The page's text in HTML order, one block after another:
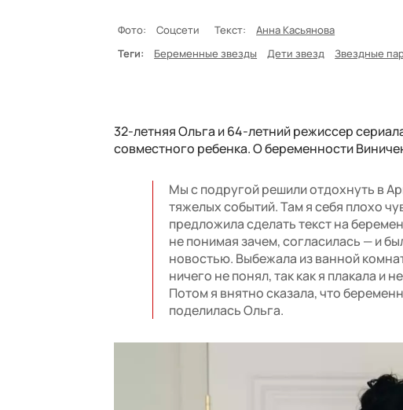
Фото: Соцсети Текст: Анна Касьянова
Теги:
Беременные звезды Дети звезд Звездные
32-летняя Ольга и 64-летний режиссер
совместного ребенка. О беременности
Мы с подругой решили отдохнуть в
тяжелых событий. Там я себя плохо
предложила сделать текст на
не понимая зачем, согласилась — и
новостью. Выбежала из ванной
ничего не понял, так как я плакала и
Потом я внятно сказала, что
поделилась Ольга.